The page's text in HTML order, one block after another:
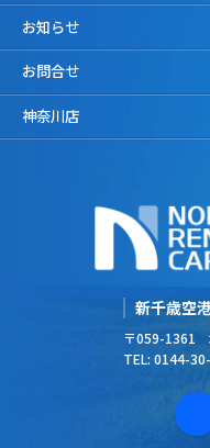
お知らせ
お問合せ
神奈川店
新千歳空
〒059-1361
TEL: 0144-